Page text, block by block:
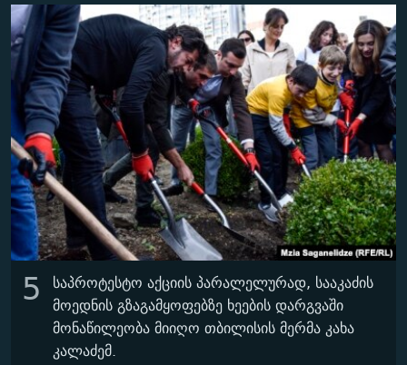
5 საპროტესტო აქციის პარალელურად, სააკაძის
მოედნისგზაგამყოფებზე ხეების დარგვაში
მონაწილეობა მიიღო თბილისის მერმა კახა
კალაძემ.